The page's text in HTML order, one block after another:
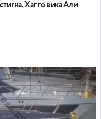
Хаг го вика Али